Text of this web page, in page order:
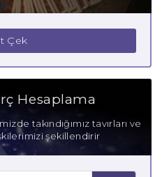
Çek
Hesaplama
takındığımız tavırları ve
şekillendirir